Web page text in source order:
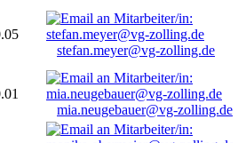
stefan.meyer@vg-zolling.de
mia.neugebauer@vg-zolling.de